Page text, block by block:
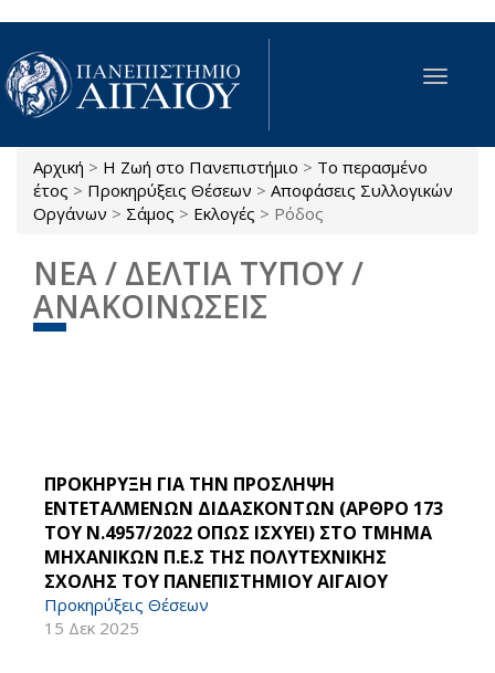
Παράκαμψη προς το κυρίως περιεχόμενο
Toggle
Είστε εδώ
Αρχική > Η Ζωή στο Πανεπιστήμιο > Το περασμένο
έτος > Προκηρύξεις Θέσεων > Αποφάσεις Συλλογικών
Οργάνων > Σάμος > Εκλογές > Ρόδος
ΝΕΑ / ΔΕΛΤΙΑ ΤΥΠΟΥ /
ΑΝΑΚΟΙΝΩΣΕΙΣ
ΠΡΟΚΗΡΥΞΗ ΓΙΑ ΤΗΝ ΠΡΟΣΛΗΨΗ
ΕΝΤΕΤΑΛΜΕΝΩΝ ΔΙΔΑΣΚΟΝΤΩΝ (ΑΡΘΡΟ 173
ΤΟΥ Ν.4957/2022 ΟΠΩΣ ΙΣΧΥΕΙ) ΣΤΟ ΤΜΗΜΑ
ΜΗΧΑΝΙΚΩΝ Π.Ε.Σ ΤΗΣ ΠΟΛΥΤΕΧΝΙΚΗΣ
ΣΧΟΛΗΣ ΤΟΥ ΠΑΝΕΠΙΣΤΗΜΙΟΥ ΑΙΓΑΙΟΥ
Προκηρύξεις Θέσεων
15 Δεκ 2025